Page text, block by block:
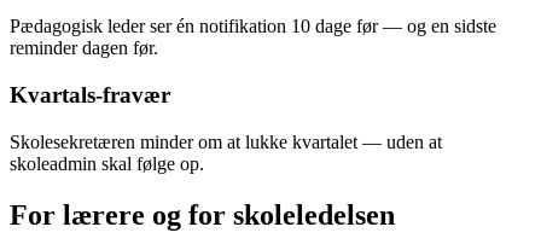
Pædagogisk leder ser én notifikation 10 dage før — og en sidste
reminder dagen før.
Kvartals-fravær
Skolesekretæren minder om at lukke kvartalet — uden at
skoleadmin skal følge op.
For lærere og for skoleledelsen